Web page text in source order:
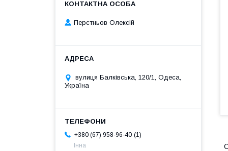
Перстньов Олексій
вулиця Балківська, 120/1, Одеса,
Україна
+380 (67) 958-96-40 1
Інна